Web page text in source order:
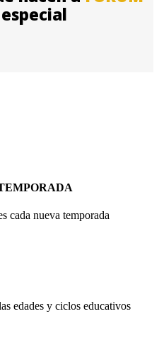
especial
cada nueva temporada
edades y ciclos educativos